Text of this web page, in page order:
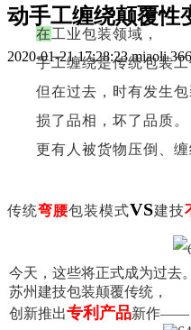
动手工缠绕颠覆性
2020-01-21 17:28:23 miaoli 366
在工 业包装领域 ，
手工缠绕是传统包装工
但在过去 ， 时有发生包
损了品相 ， 坏了品 质。
更有 人 被货物压倒 缠
传统弯腰包装模式VS建技
今天 ， 这些将正式成为过去。
苏州建技包装颠覆传统 ，
创 新推出专利 产品新作——